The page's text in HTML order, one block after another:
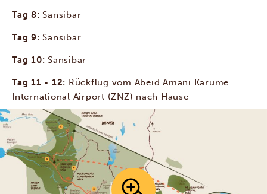
Tag 8: Sansibar
Tag 9: Sansibar
Tag 10: Sansibar
Tag 11 - 12: Rückflug vom Abeid Amani Karume
International Airport (ZNZ) nach Hause